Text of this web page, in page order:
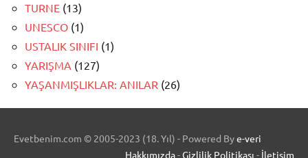
TURNE (13)
UNESCO (1)
USTALIK SINIFI (1)
YARIŞMA (127)
YAŞANMIŞLIKLAR: ANILAR (26)
Evetbenim.com © 2005-2023 (18. Yıl) - Powered Bye-veri
Hakkımızda-Gizlilik Politikası - İletişim